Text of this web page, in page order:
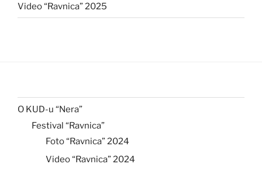
Video “Ravnica” 2025
O KUD-u “Nera”
Festival “Ravnica”
Foto “Ravnica” 2024
Video “Ravnica” 2024